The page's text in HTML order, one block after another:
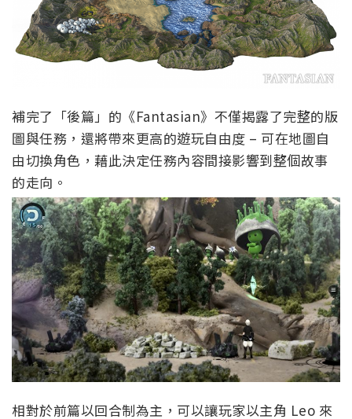
補完了「後篇」的《Fantasian》不僅揭露了完整的版
圖與任務，還將帶來更高的遊玩自由度 – 可在地圖自
由切換角色，藉此決定任務內容間接影響到整個故事
的走向。
相對於前篇以回合制為主，可以讓玩家以主角 Leo 來